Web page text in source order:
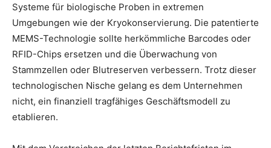
Systeme für biologische Proben in extremen
Umgebungen wie der Kryokonservierung. Die patentierte
MEMS-Technologie sollte herkömmliche Barcodes oder
RFID-Chips ersetzen und die Überwachung von
Stammzellen oder Blutreserven verbessern. Trotz dieser
technologischen Nische gelang es dem Unternehmen
nicht, ein finanziell tragfähiges Geschäftsmodell zu
etablieren.